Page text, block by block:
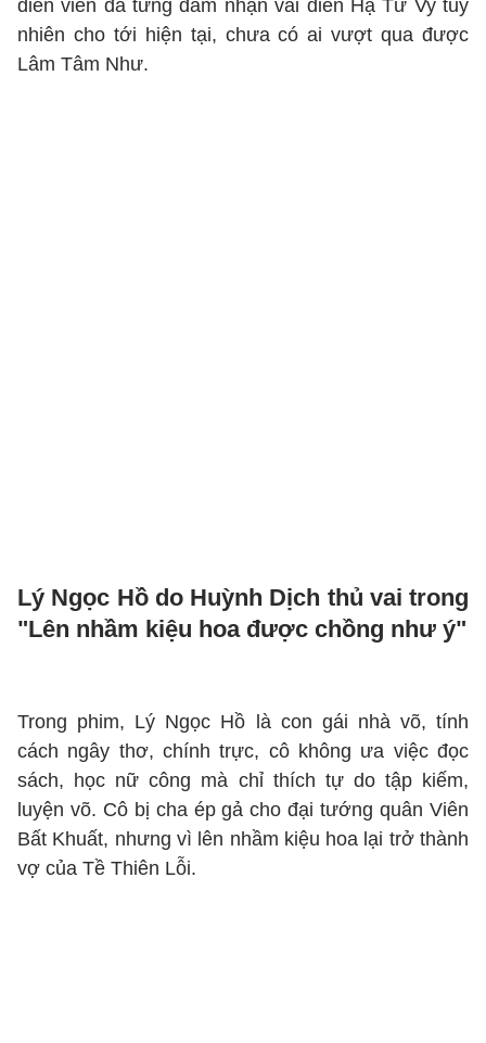
diễn viên đã từng đảm nhận vai diễn Hạ Tử Vy tuy
nhiên cho tới hiện tại, chưa có ai vượt qua được
Lâm Tâm Như.
Lý Ngọc Hồ do Huỳnh Dịch thủ vai trong
"Lên nhầm kiệu hoa được chồng như ý"
Trong phim, Lý Ngọc Hồ là con gái nhà võ, tính
cách ngây thơ, chính trực, cô không ưa việc đọc
sách, học nữ công mà chỉ thích tự do tập kiếm,
luyện võ. Cô bị cha ép gả cho đại tướng quân Viên
Bất Khuất, nhưng vì lên nhầm kiệu hoa lại trở thành
vợ của Tề Thiên Lỗi.